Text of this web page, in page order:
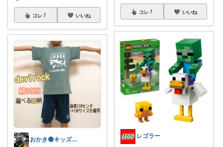
コレ いいね
おかき🟡キッズ、子供服、暑さ対策
コレ いいね
レゴラー